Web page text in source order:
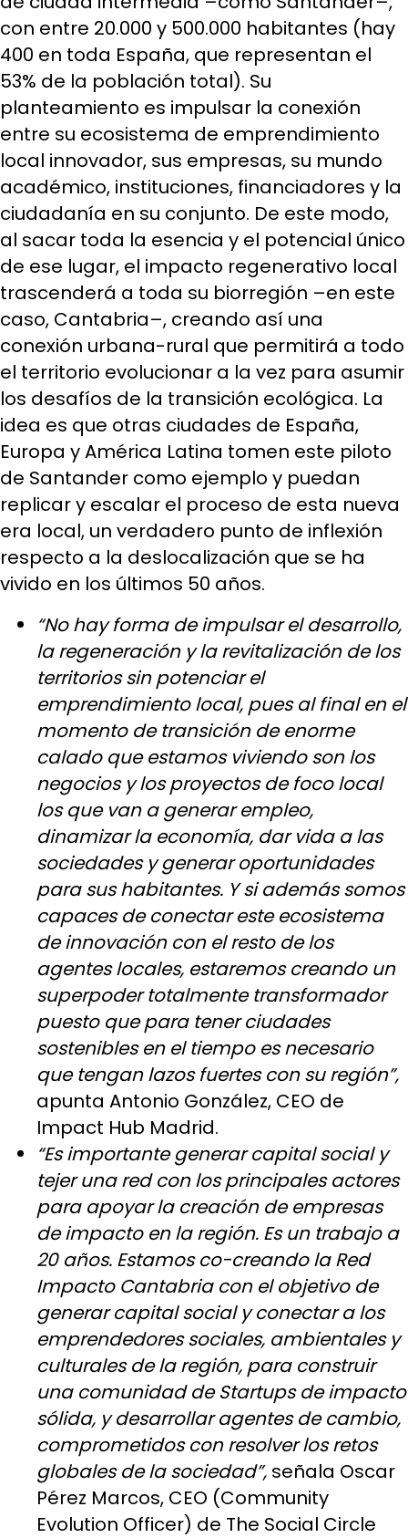
con entre 20.000 y 500.000 habitantes (hay
400 en toda España, que representan el
53% de la población total). Su
planteamiento es impulsar la conexión
entre su ecosistema de emprendimiento
local innovador, sus empresas, su mundo
académico, instituciones, financiadores y la
ciudadanía en su conjunto. De este modo,
al sacar toda la esencia y el potencial único
de ese lugar, el impacto regenerativo local
trascenderá a toda su biorregión –en este
caso, Cantabria–, creando así una
conexión urbana-rural que permitirá a todo
el territorio evolucionar a la vez para asumir
los desafíos de la transición ecológica. La
idea es que otras ciudades de España,
Europa y América Latina tomen este piloto
de Santander como ejemplo y puedan
replicar y escalar el proceso de esta nueva
era local, un verdadero punto de inflexión
respecto a la deslocalización que se ha
vivido en los últimos 50 años.
“No hay forma de impulsar el desarrollo,
la regeneración y la revitalización de los
territorios sin potenciar el
emprendimiento local, pues al final en el
momento de transición de enorme
calado que estamos viviendo son los
negocios y los proyectos de foco local
los que van a generar empleo,
dinamizar la economía, dar vida a las
sociedades y generar oportunidades
para sus habitantes. Y si además somos
capaces de conectar este ecosistema
de innovación con el resto de los
agentes locales, estaremos creando un
superpoder totalmente transformador
puesto que para tener ciudades
sostenibles en el tiempo es necesario
que tengan lazos fuertes con su región”,
apunta Antonio González, CEO de
Impact Hub Madrid.
“Es importante generar capital social y
tejer una red con los principales actores
para apoyar la creación de empresas
de impacto en la región. Es un trabajo a
20 años. Estamos co-creando la Red
Impacto Cantabria con el objetivo de
generar capital social y conectar a los
emprendedores sociales, ambientales y
culturales de la región, para construir
una comunidad de Startups de impacto
sólida, y desarrollar agentes de cambio,
comprometidos con resolver los retos
globales de la sociedad”, señala Oscar
Pérez Marcos, CEO (Community
Evolution Officer) de The Social Circle